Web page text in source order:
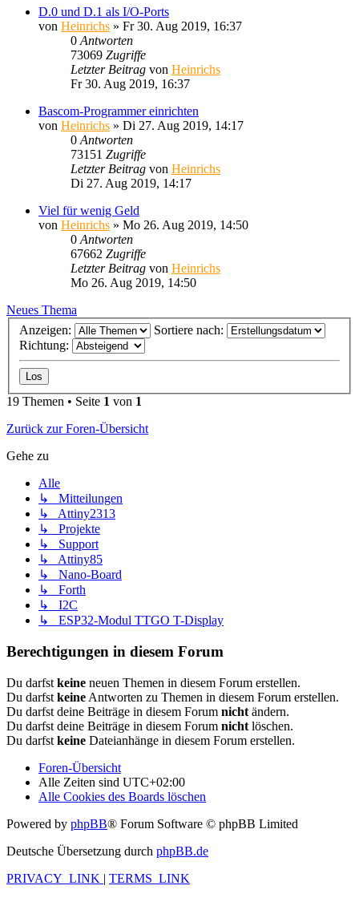
D.0 und D.1 als I/O-Ports
von Heinrichs » Fr 30. Aug 2019, 16:37
0 Antworten
73069 Zugriffe
Letzter Beitrag von Heinrichs
Fr 30. Aug 2019, 16:37
Bascom-Programmer einrichten
von Heinrichs » Di 27. Aug 2019, 14:17
0 Antworten
73151 Zugriffe
Letzter Beitrag von Heinrichs
Di 27. Aug 2019, 14:17
Viel für wenig Geld
von Heinrichs » Mo 26. Aug 2019, 14:50
0 Antworten
67662 Zugriffe
Letzter Beitrag von Heinrichs
Mo 26. Aug 2019, 14:50
Neues Thema
Anzeigen:
Sortiere nach:
Richtung:
19 Themen • Seite 1 von 1
Zurück zur Foren-Übersicht
Gehe zu
Alle
↳ Mitteilungen
↳ Attiny2313
↳ Projekte
↳ Support
↳ Attiny85
↳ Nano-Board
↳ Forth
↳ I2C
↳ ESP32-Modul TTGO T-Display
Berechtigungen in diesem Forum
Du darfst keine neuen Themen in diesem Forum erstellen.
Du darfst keine Antworten zu Themen in diesem Forum erstellen.
Du darfst deine Beiträge in diesem Forum nicht ändern.
Du darfst deine Beiträge in diesem Forum nicht löschen.
Du darfst keine Dateianhänge in diesem Forum erstellen.
Foren-Übersicht
Alle Zeiten sind UTC+02:00
Alle Cookies des Boards löschen
Powered by phpBB® Forum Software © phpBB Limited
Deutsche Übersetzung durch phpBB.de
PRIVACY_LINK | TERMS_LINK